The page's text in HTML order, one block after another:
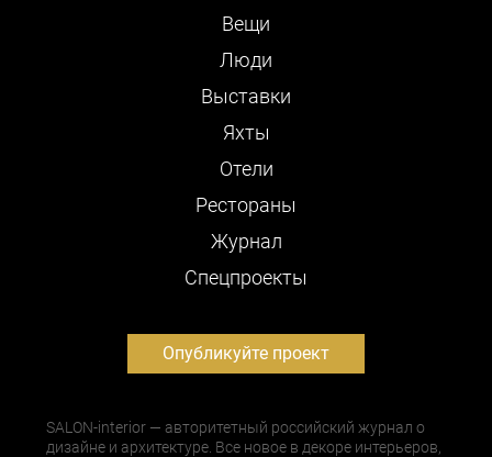
Вещи
Люди
Выставки
Яхты
Отели
Рестораны
Журнал
Cпецпроекты
Опубликуйте проект
SALON-interior — авторитетный российский журнал о
дизайне и архитектуре. Все новое в декоре интерьеров,